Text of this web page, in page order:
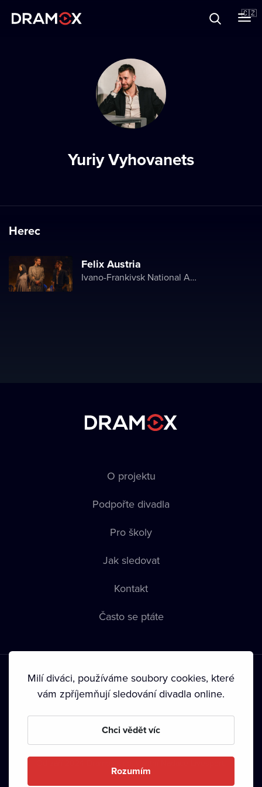
🇨🇿
Yuriy Vyhovanets
Herec
Felix Austria
Ivano-Frankivsk National Academic Drama Theater named after Ivan Franko
O projektu
Podpořte divadla
Pro školy
Jak sledovat
Kontakt
Často se ptáte
Podmínky používání • Ochrana soukromí • Zásady používání
• Autorská práva•
Milí diváci, používáme soubory cookies, které
vám zpříjemňují sledování divadla online.
Chci vědět víc
Rozumím